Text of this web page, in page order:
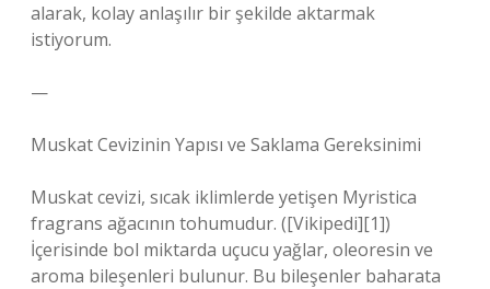
alarak, kolay anlaşılır bir şekilde aktarmak
istiyorum.
—
Muskat Cevizinin Yapısı ve Saklama Gereksinimi
Muskat cevizi, sıcak iklimlerde yetişen Myristica
fragrans ağacının tohumudur. ([Vikipedi][1])
İçerisinde bol miktarda uçucu yağlar, oleoresin ve
aroma bileşenleri bulunur. Bu bileşenler baharata